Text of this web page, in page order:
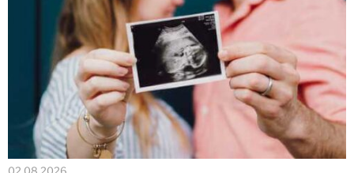
02.08.2026.